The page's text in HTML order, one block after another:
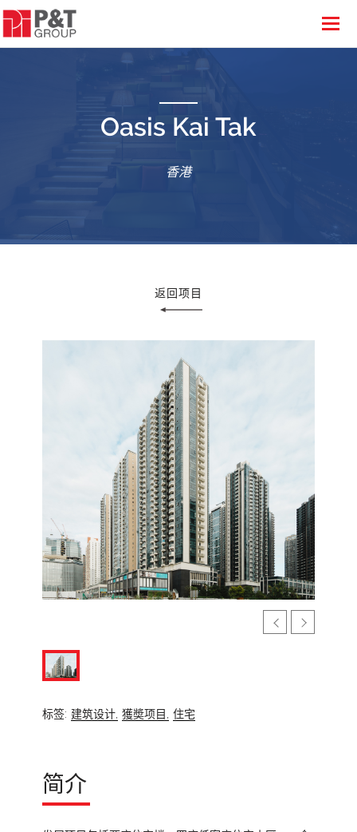
Oasis Kai Tak
香港
返回项目
标签: 建筑设计, 獲奬项目, 住宅
简介